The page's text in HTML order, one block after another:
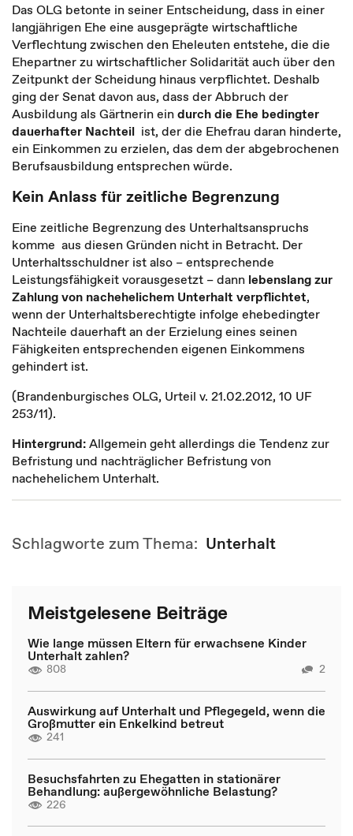
Das OLG betonte in seiner Entscheidung, dass in einer
langjährigen Ehe eine ausgeprägte wirtschaftliche
Verflechtung zwischen den Eheleuten entstehe, die die
Ehepartner zu wirtschaftlicher Solidarität auch über den
Zeitpunkt der Scheidung hinaus verpflichtet. Deshalb
ging der Senat davon aus, dass der Abbruch der
Ausbildung als Gärtnerin eindurch die Ehe bedingter
dauerhafter Nachteil ist, der die Ehefrau daran hinderte,
ein Einkommen zu erzielen, das dem der abgebrochenen
Berufsausbildung entsprechen würde.
Kein Anlass für zeitliche Begrenzung
Eine zeitliche Begrenzung des Unterhaltsanspruchs
komme aus diesen Gründen nicht in Betracht. Der
Unterhaltsschuldner ist also – entsprechende
Leistungsfähigkeit vorausgesetzt – dann lebenslang zur
Zahlung von nachehelichem Unterhalt verpflichtet,
wenn der Unterhaltsberechtigte infolge ehebedingter
Nachteile dauerhaft an der Erzielung eines seinen
Fähigkeiten entsprechenden eigenen Einkommens
gehindert ist.
(Brandenburgisches OLG, Urteil v. 21.02.2012, 10 UF
253/11).
Hintergrund:Allgemein geht allerdings die Tendenz zur
Befristung und nachträglicher Befristung von
nachehelichem Unterhalt.
Schlagworte zum Thema: Unterhalt
Meistgelesene Beiträge
Wie lange müssen Eltern für erwachsene Kinder
Unterhalt zahlen?
808 2
Auswirkung auf Unterhalt und Pflegegeld, wenn die
Großmutter ein Enkelkind betreut
241
Besuchsfahrten zu Ehegatten in stationärer
Behandlung: außergewöhnliche Belastung?
226